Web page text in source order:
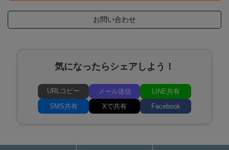
お問い合わせ
気になったらシェアしよう！
URLコピー メール送信
LINE共有
SMS共有
Xで共有 Facebook